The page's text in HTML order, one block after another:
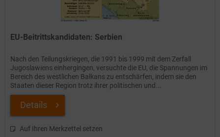
EU-Beitrittskandidaten: Serbien
Nach den Teilungskriegen, die 1991 bis 1999 mit dem Zerfall
Jugoslawiens einhergingen, versuchte die EU, die Spannungen im
Bereich des westlichen Balkans zu entschärfen, indem sie den
Staaten dieser Region trotz ihrer politischen und...
Details
Auf Ihren Merkzettel setzen